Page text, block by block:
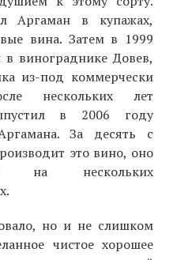
Аргаман в купажах,
вина. Затем в 1999
винограднике Довев,
из-под коммерчески
нескольких лет
в 2006 году
За десять с
это вино, оно
на нескольких
но и не слишком
чистое хорошее